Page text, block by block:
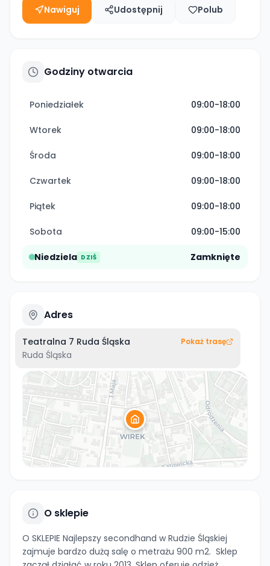
Nawiguj Udostępnij Polub
Godziny otwarcia
Poniedziałek 09:00-18:00
Wtorek 09:00-18:00
Środa 09:00-18:00
Czwartek 09:00-18:00
Piątek 09:00-18:00
Sobota 09:00-15:00
Niedziela DZIŚ Zamknięte
Adres
Teatralna 7 Ruda Śląska
Ruda Śląska
Pokaż trasę
O sklepie
O SKLEPIE Najlepszy secondhand w Rudzie Śląskiej
zajmuje bardzo dużą salę o metrażu 900 m2. Sklep